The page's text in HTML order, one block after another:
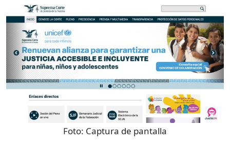
Foto: Captura de pantalla